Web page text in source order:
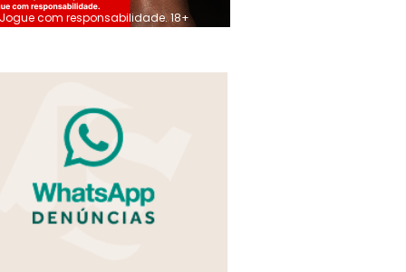
Jogue com responsabilidade. 18+